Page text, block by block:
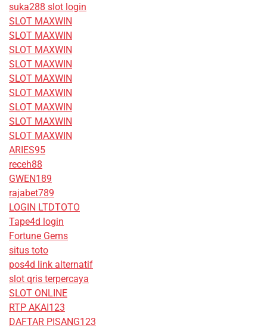
suka288 slot login
SLOT MAXWIN
SLOT MAXWIN
SLOT MAXWIN
SLOT MAXWIN
SLOT MAXWIN
SLOT MAXWIN
SLOT MAXWIN
SLOT MAXWIN
SLOT MAXWIN
ARIES95
receh88
GWEN189
rajabet789
LOGIN LTDTOTO
Tape4d login
Fortune Gems
situs toto
pos4d link alternatif
slot qris terpercaya
SLOT ONLINE
RTP AKAI123
DAFTAR PISANG123